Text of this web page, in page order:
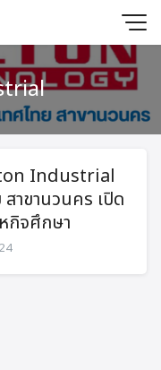
Industrial
สาขานวนคร เปิด
กิจศึกษา